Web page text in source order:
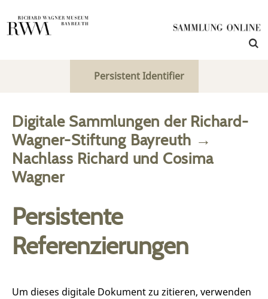
Persistent Identifier
Digitale Sammlungen der Richard-
Wagner-Stiftung Bayreuth →
Nachlass Richard und Cosima
Wagner
Persistente
Referenzierungen
Um dieses digitale Dokument zu zitieren, verwenden